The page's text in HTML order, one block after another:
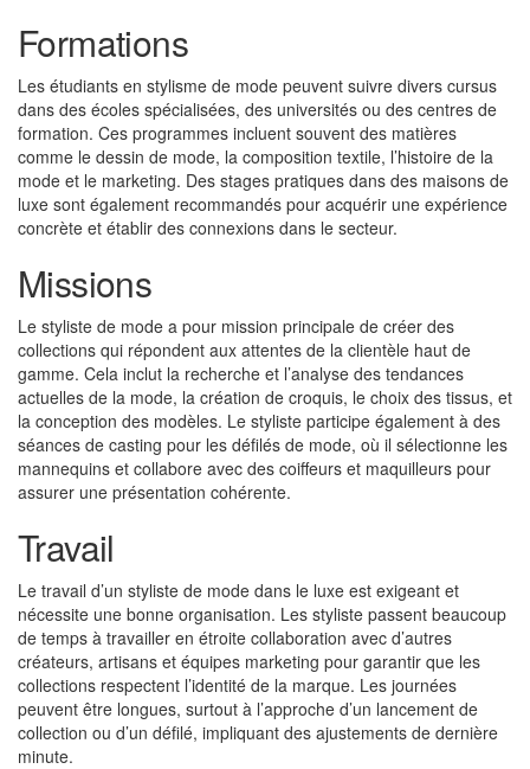
Formations
Les étudiants en stylisme de mode peuvent suivre divers cursus
dans des écoles spécialisées, des universités ou des centres de
formation. Ces programmes incluent souvent des matières
comme le dessin de mode, la composition textile, l’histoire de la
mode et le marketing. Des stages pratiques dans des maisons de
luxe sont également recommandés pour acquérir une expérience
concrète et établir des connexions dans le secteur.
Missions
Le styliste de mode a pour mission principale de créer des
collections qui répondent aux attentes de la clientèle haut de
gamme. Cela inclut la recherche et l’analyse des tendances
actuelles de la mode, la création de croquis, le choix des tissus, et
la conception des modèles. Le styliste participe également à des
séances de casting pour les défilés de mode, où il sélectionne les
mannequins et collabore avec des coiffeurs et maquilleurs pour
assurer une présentation cohérente.
Travail
Le travail d’un styliste de mode dans le luxe est exigeant et
nécessite une bonne organisation. Les styliste passent beaucoup
de temps à travailler en étroite collaboration avec d’autres
créateurs, artisans et équipes marketing pour garantir que les
collections respectent l’identité de la marque. Les journées
peuvent être longues, surtout à l’approche d’un lancement de
collection ou d’un défilé, impliquant des ajustements de dernière
minute.